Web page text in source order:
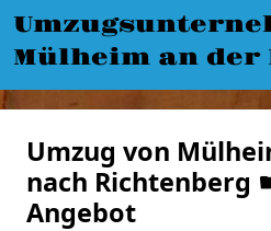
Mülheim an der
Umzug von
nach Richtenberg
Angebot